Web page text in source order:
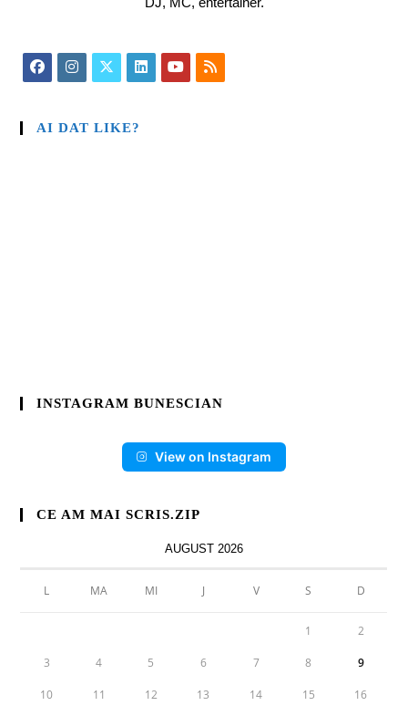
AI DAT LIKE?
INSTAGRAM BUNESCIAN
View on Instagram
CE AM MAI SCRIS.ZIP
AUGUST 2026
L MA MI J V S D
1 2
3 4 5 6 7 8 9
10 11 12 13 14 15 16